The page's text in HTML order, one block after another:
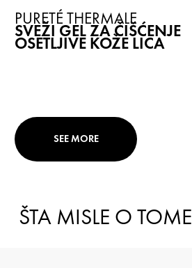
PURETÉ THERMALE
SVEŽI GEL ZA ČIŠĆENJE
OSETLJIVE KOŽE LICA
SEE MORE
ŠTA MISLE O TOME